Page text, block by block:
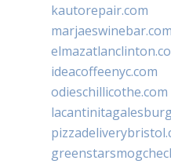
kautorepair.com
marjaeswinebar.com
ideacoffeenyc.com
odieschillicothe.com